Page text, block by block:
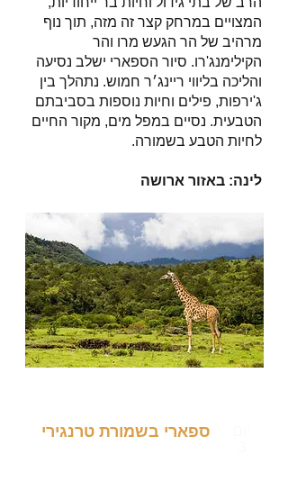
המצויים במרחק קצר זה מזה, תוך נוף
מרהיב של הר הגעש מרו והר
הקילימנג'רו. סיור הספארי ישלב נסיעה
והליכה בליווי ריינג׳ר חמוש. נתהלך בין
ג'ירפות, פילים וחיות נוספות בסביבתם
הטבעית. נסיים במפל מים, מקור החיים
לחיות הטבע בשמורה.
לינה: באזור ארושה
ספארי בשמורת טרנגירי